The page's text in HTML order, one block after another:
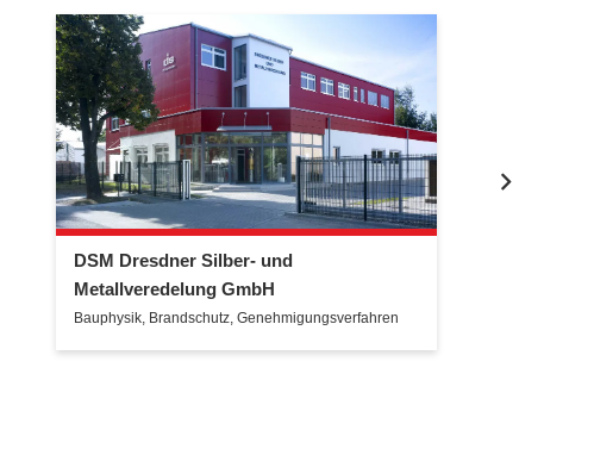
DSM Dresdner Silber- und
Metallveredelung GmbH
Bauphysik Brandschutz Genehmigungsverfahren